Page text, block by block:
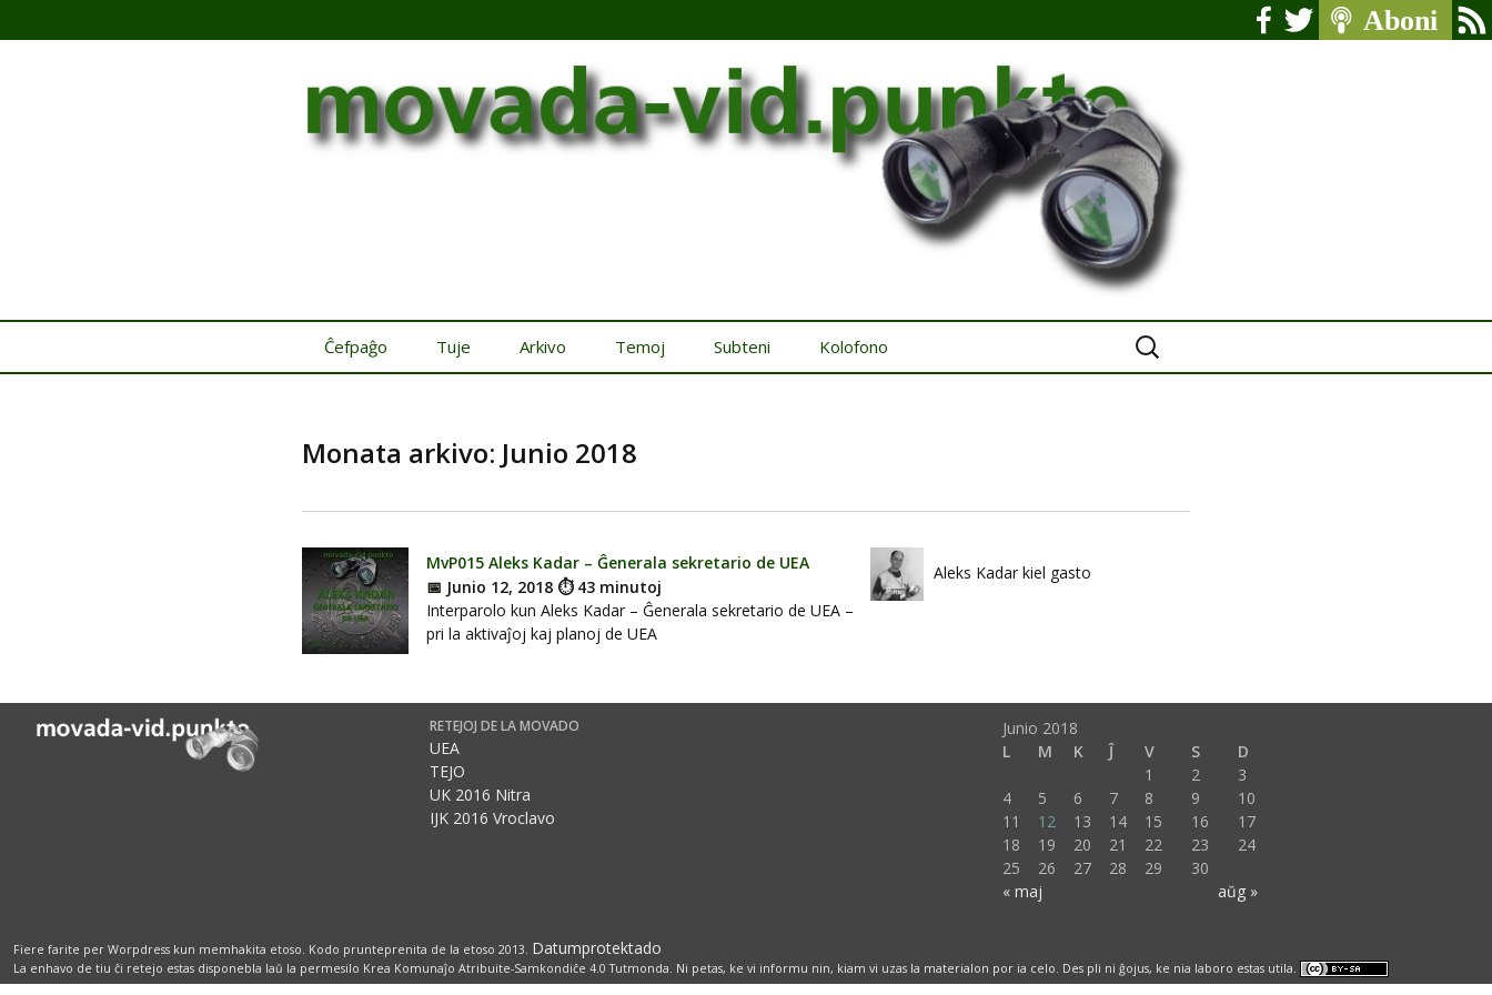
Ĉefpaĝo Tuje Arkivo Temoj Subteni Kolofono
Serĉu:
Monata arkivo: Junio 2018
MvP015 Aleks Kadar – Ĝenerala sekretario de UEA
📅 Junio 12, 2018 ⏱ 43 minutoj
Interparolo kun Aleks Kadar – Ĝenerala sekretario de UEA –
pri la aktivaĵoj kaj planoj de UEA
Aleks Kadar kiel gasto
RETEJOJ DE LA MOVADO
UEA
TEJO
UK 2016 Nitra
IJK 2016 Vroclavo
Junio 2018
L
M K Ĵ V S D
« maj aŭg »
1 2
3
4
5 6 7 8 9
10
11
12 13 14 15 16
17
18
19 20 21 22 23
24
25
26 27 28 29 30
Fiere farite per Worpdress kun memhakita etoso. Kodo prunteprenita de la etoso 2013. Datumprotektado
La enhavo de tiu ĉi retejo estas disponebla laŭ la permesilo Krea Komunaĵo Atribuite-Samkondiĉe 4.0 Tutmonda. Ni petas, ke vi informu nin, kiam vi uzas la materialon por ia celo. Des pli ni ĝojus, ke nia laboro estas utila.